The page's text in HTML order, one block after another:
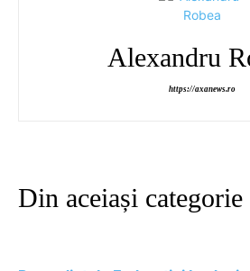
Alexandru
https://axanews.ro
Din aceiași categorie